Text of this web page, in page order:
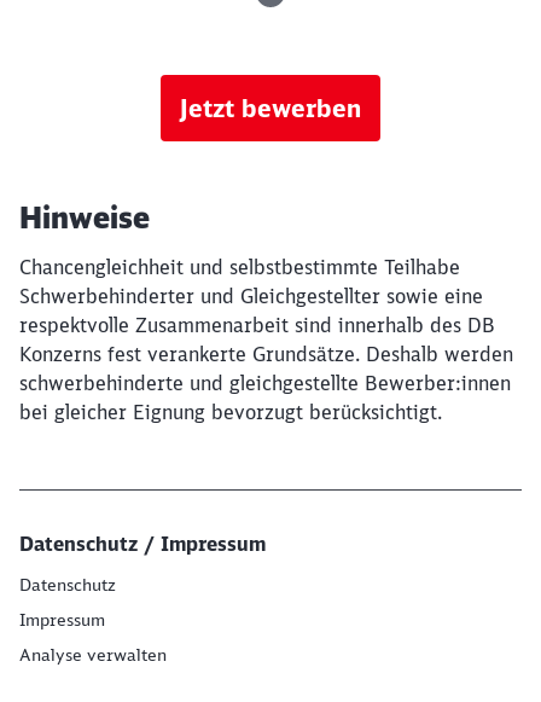
Jetzt bewerben
Hinweise
Chancengleichheit und selbstbestimmte Teilhabe
Schwerbehinderter und Gleichgestellter sowie eine
respektvolle Zusammenarbeit sind innerhalb des DB
Konzerns fest verankerte Grundsätze. Deshalb werden
schwerbehinderte und gleichgestellte Bewerber:innen
bei gleicher Eignung bevorzugt berücksichtigt.
Datenschutz / Impressum
Datenschutz
Impressum
Analyse verwalten